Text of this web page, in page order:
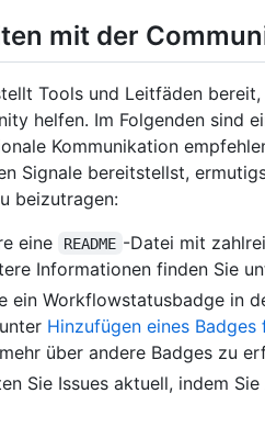
mit der
Tools und Leitfäden
helfen. Im Folgenden sind
Kommunikation
Signale bereitstellst,
beizutragen:
eine
README -Datei mit
Informationen finden Sie
ein Workflowstatusbadge in
Hinzufügen eines
über andere Badges zu
Sie Issues aktuell, indem